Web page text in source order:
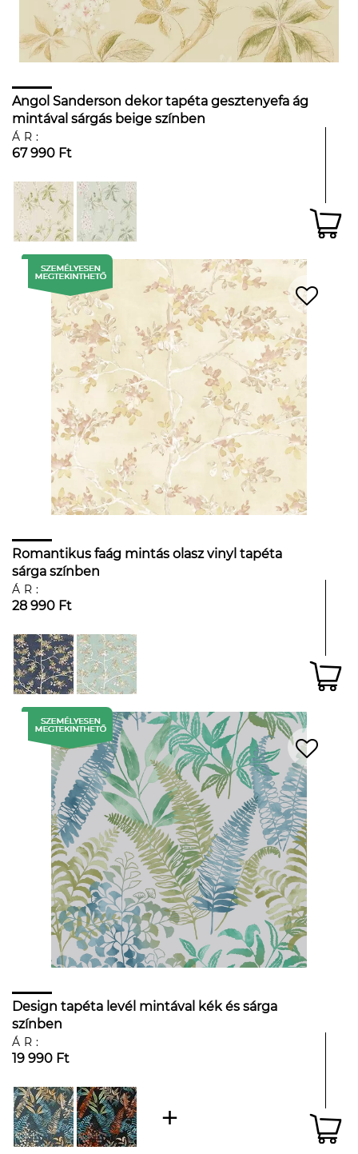
Angol Sanderson dekor tapéta gesztenyefa ág
mintával sárgás beige színben
ÁR:
67 990 Ft
Romantikus faág mintás olasz vinyl tapéta
sárga színben
ÁR:
28 990 Ft
Design tapéta levél mintával kék és sárga
színben
ÁR:
19 990 Ft